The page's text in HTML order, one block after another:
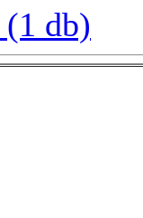
(1 db)